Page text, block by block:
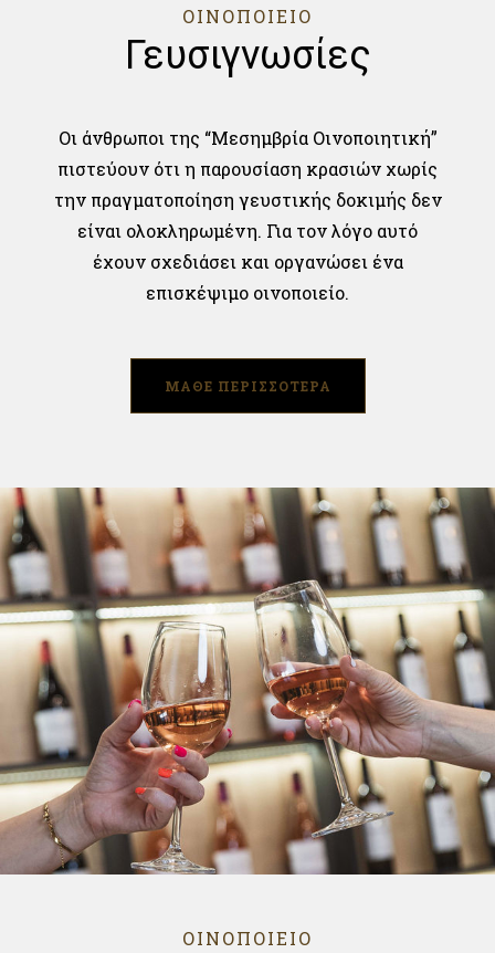
ΟΙΝΟΠΟΙΕΙΟ
Γευσιγνωσίες
Οι άνθρωποι της “Μεσημβρία Οινοποιητική”
πιστεύουν ότι η παρουσίαση κρασιών χωρίς
την πραγματοποίηση γευστικής δοκιμής δεν
είναι ολοκληρωμένη. Για τον λόγο αυτό
έχουν σχεδιάσει και οργανώσει ένα
επισκέψιμο οινοποιείο.
ΜΑΘΕ ΠΕΡΙΣΣΟΤΕΡΑ
ΟΙΝΟΠΟΙΕΙΟ